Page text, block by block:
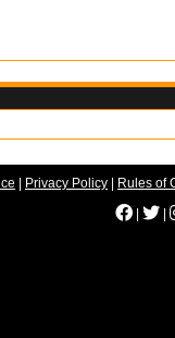
Privacy Policy
Rules of